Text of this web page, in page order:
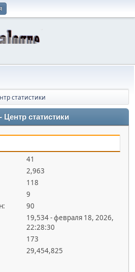
статистики
Центр статистики
41
2,963
118
9
90
19,534 - февраля 18, 2026,
22:28:30
173
29,454,825